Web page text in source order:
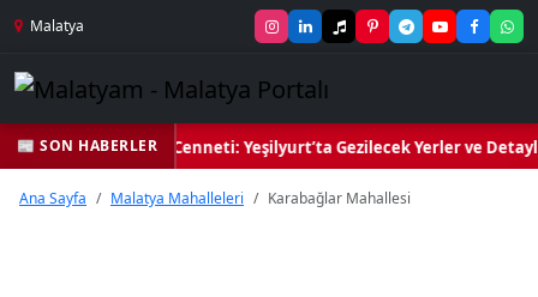
Malatya
📰 SON HABERLER
Yeşil Kalbi ve Kültür Cenneti: Yeşilyurt’ta Gezilecek Yerler ve
Ana Sayfa Malatya Mahalleleri Karabağlar Mahallesi